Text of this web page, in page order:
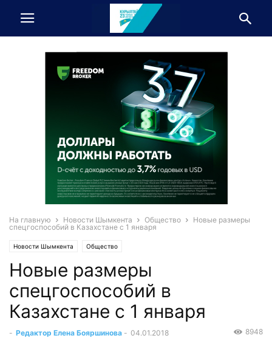
На главную Новости Шымкента Общество
Новые размеры
спецгоспособий в Казахстане с 1 января
Новости Шымкента Общество
Новые размеры
спецгоспособий в
Казахстане с 1 января
- Редактор Елена Бояршинова - 04.01.2018 8948